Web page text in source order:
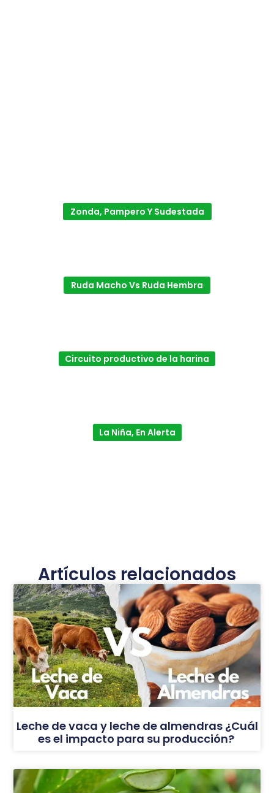
Zonda, Pampero Y Sudestada
Ruda Macho Vs Ruda Hembra
Circuito productivo de la harina
La Niña, En Alerta
Artículos relacionados
Leche de vaca y leche de almendras ¿Cuál
es el impacto para su producción?